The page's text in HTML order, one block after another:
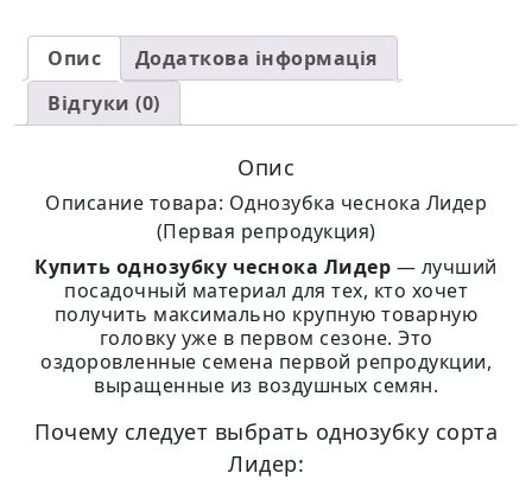
Опис
Додаткова інформація
Відгуки (0)
Опис
Описание товара: Однозубка чеснока Лидер
(Первая репродукция)
Купить однозубку чеснока Лидер — лучший
посадочный материал для тех, кто хочет
получить максимально крупную товарную
головку уже в первом сезоне. Это
оздоровленные семена первой репродукции,
выращенные из воздушных семян.
Почему следует выбрать однозубку сорта
Лидер: